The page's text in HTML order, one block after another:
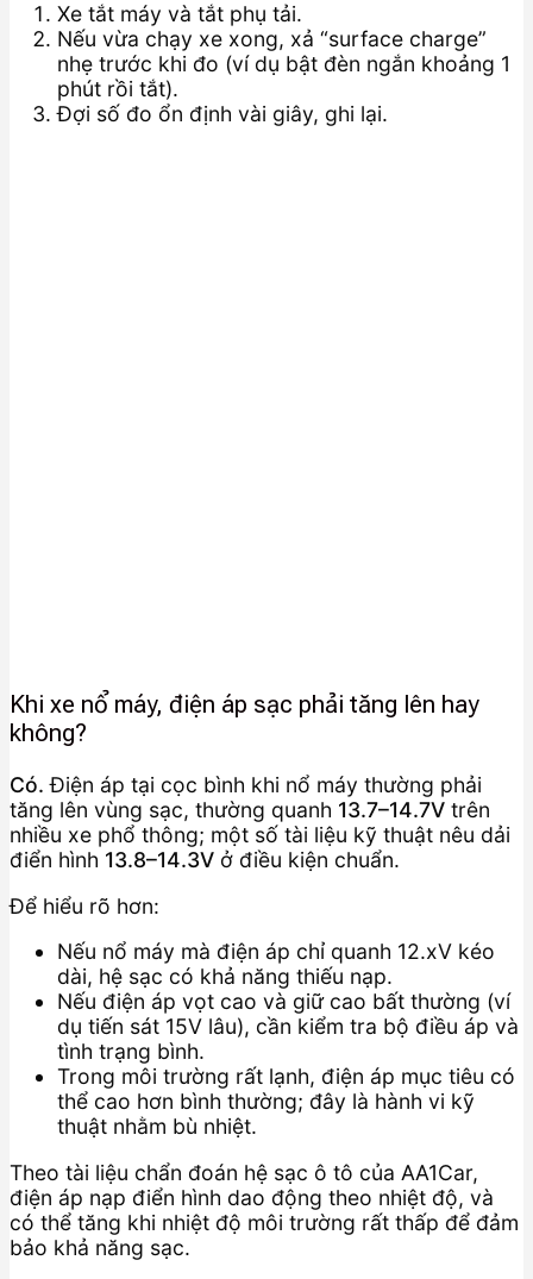
Xe tắt máy và tắt phụ tải.
Nếu vừa chạy xe xong, xả “surface charge”
nhẹ trước khi đo (ví dụ bật đèn ngắn khoảng 1
phút rồi tắt).
Đợi số đo ổn định vài giây, ghi lại.
Khi xe nổ máy, điện áp sạc phải tăng lên hay
không?
Có. Điện áp tại cọc bình khi nổ máy thường phải
tăng lên vùng sạc, thường quanh 13.7–14.7V trên
nhiều xe phổ thông; một số tài liệu kỹ thuật nêu dải
điển hình 13.8–14.3V ở điều kiện chuẩn.
Để hiểu rõ hơn:
Nếu nổ máy mà điện áp chỉ quanh 12.xV kéo
dài, hệ sạc có khả năng thiếu nạp.
Nếu điện áp vọt cao và giữ cao bất thường (ví
dụ tiến sát 15V lâu), cần kiểm tra bộ điều áp và
tình trạng bình.
Trong môi trường rất lạnh, điện áp mục tiêu có
thể cao hơn bình thường; đây là hành vi kỹ
thuật nhằm bù nhiệt.
Theo tài liệu chẩn đoán hệ sạc ô tô của AA1Car,
điện áp nạp điển hình dao động theo nhiệt độ, và
có thể tăng khi nhiệt độ môi trường rất thấp để đảm
bảo khả năng sạc.